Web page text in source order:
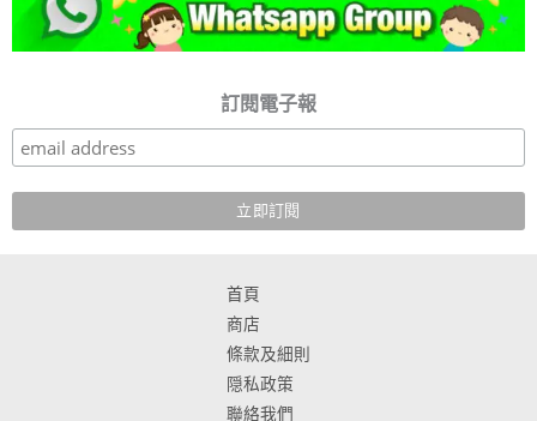
訂閱電子報
首頁
商店
條款及細則
隠私政策
聯絡我們